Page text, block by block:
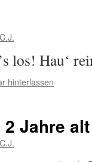
C.J.
los! Hau‘
hinterlassen
Jahre alt
C.J.